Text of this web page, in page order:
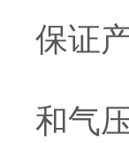
保证
1.
和气